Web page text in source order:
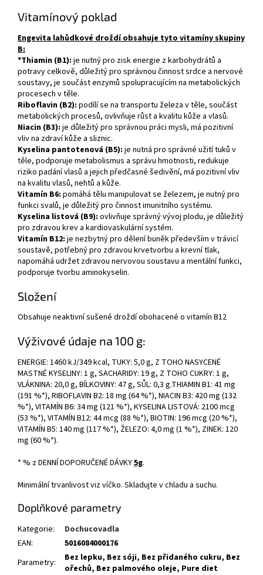
Vitamínový poklad
Engevita lahůdkové droždí obsahuje tyto vitamíny skupiny
B:
*Thiamin (B1): je nutný pro zisk energie z karbohydrátů a
potravy celkově, důležitý pro správnou činnost srdce a nervové
soustavy, je součást enzymů spolupracujícím na metabolických
procesech v těle.
Riboflavin (B2): podílí se na transportu železa v těle, součást
metabolických procesů, ovlivňuje růst a kvalitu kůže a vlasů.
Niacin (B3): je důležitý pro správnou práci mysli, má pozitivní
vliv na zdraví kůže a sliznic.
Kyselina pantotenová (B5): je nutná pro správné užití tuků v
těle, podporuje metabolismus a správu hmotnosti, redukuje
riziko padání vlasů a jejich předčasné šedivění, má pozitivní vliv
na kvalitu vlasů, nehtů a kůže.
Vitamín B6: pomáhá tělu manipulovat se železem, je nutný pro
funkci svalů, je důležitý pro činnost imunitního systému.
Kyselina listová (B9): ovlivňuje správný vývoj plodu, je důležitý
pro zdravou krev a kardiovaskulární systém.
Vitamín B12: je nezbytný pro dělení buněk především v trávicí
soustavě, potřebný pro zdravou krvetvorbu a krevní tlak,
napomáhá udržet zdravou nervovou soustavu a mentální funkci,
podporuje tvorbu aminokyselin.
Složení
Obsahuje neaktivní sušené droždí obohacené o vitamín B12
Výživové údaje na 100 g:
ENERGIE: 1460 kJ/349 kcal, TUKY: 5,0 g, Z TOHO NASYCENÉ
MASTNÉ KYSELINY: 1 g, SACHARIDY: 19 g, Z TOHO CUKRY: 1 g,
VLÁKNINA: 20,0 g, BÍLKOVINY: 47 g, SŮL: 0,3 g.THIAMIN B1: 41 mg
(191 %*), RIBOFLAVIN B2: 18 mg (64 %*), NIACIN B3: 420 mg (132
%*), VITAMÍN B6: 34 mg (121 %*), KYSELINA LISTOVÁ: 2100 mcg
(53 %*), VITAMÍN B12: 44 mcg (88 %*), BIOTIN: 196 mcg (20 %*),
VITAMÍN B5: 140 mg (117 %*), ŽELEZO: 4,0 mg (1 %*), ZINEK: 120
mg (60 %*).
* % z DENNÍ DOPORUČENÉ DÁVKY5g.
Minimální trvanlivost viz víčko. Skladujte v chladu a suchu.
Doplňkové parametry
Kategorie:
Dochucovadla
EAN:
5016084000176
Parametry:
Bez lepku, Bez sóji, Bez přidaného cukru, Bez
ořechů, Bez palmového oleje, Pure diet